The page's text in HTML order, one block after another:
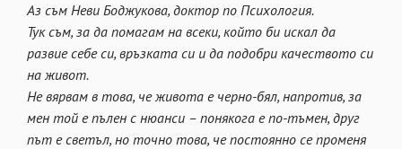
Аз съм Неви Боджукова, доктор по Психология.
Тук съм, за да помагам на всеки, който би искал да
развие себе си, връзката си и да подобри качеството си
на живот.
Не вярвам в това, че живота е черно-бял, напротив, за
мен той е пълен с нюанси – понякога е по-тъмен, друг
път е светъл, но точно това, че постоянно се променя